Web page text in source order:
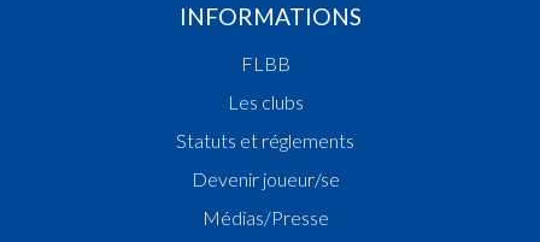
INFORMATIONS
FLBB
Les clubs
Statuts et réglements
Devenir joueur/se
Médias/Presse